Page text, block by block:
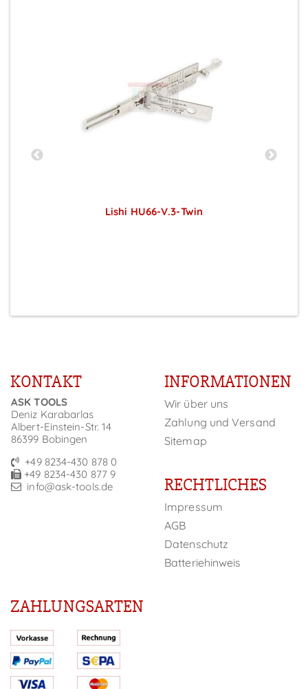
Lishi HU66-V.3-Twin
KONTAKT
ASK TOOLS
Deniz Karabarlas
Albert-Einstein-Str. 14
86399 Bobingen
+49 8234-430 878 0
+49 8234-430 877 9
info@ask-tools.de
INFORMATIONEN
Wir über uns
Zahlung und Versand
Sitemap
RECHTLICHES
Impressum
AGB
Datenschutz
Batteriehinweis
ZAHLUNGSARTEN